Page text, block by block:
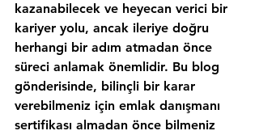
kazanabilecek ve heyecan verici bir
kariyer yolu, ancak ileriye doğru
herhangi bir adım atmadan önce
süreci anlamak önemlidir. Bu blog
gönderisinde, bilinçli bir karar
verebilmeniz için emlak danışmanı
sertifikası almadan önce bilmeniz